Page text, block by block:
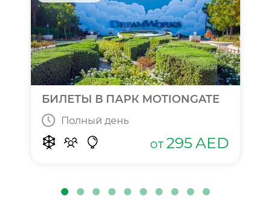
БИЛЕТЫ В ПАРК MOTIONGATE
Полный день
от 295AED